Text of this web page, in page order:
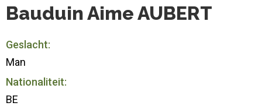
Bauduin Aime AUBERT
Geslacht:
Man
Nationaliteit:
BE